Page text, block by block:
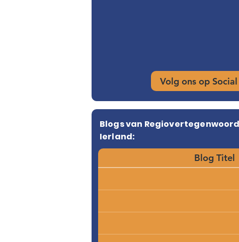
Volg ons op
Blogs van
Ierland:
Blog Titel